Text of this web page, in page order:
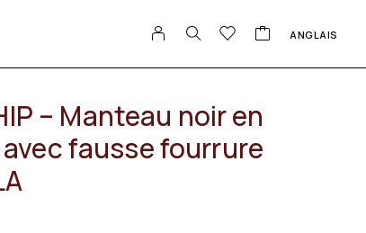
ANGLAIS
– Manteau noir en
fausse fourrure